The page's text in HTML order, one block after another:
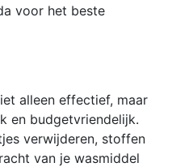
voor het beste
alleen effectief, maar
en budgetvriendelijk.
verwijderen, stoffen
van je wasmiddel